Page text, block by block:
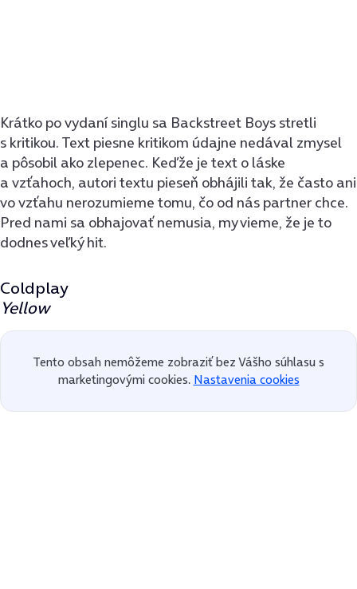
Krátko po vydaní singlu sa Backstreet Boys stretli
s kritikou. Text piesne kritikom údajne nedával zmysel
a pôsobil ako zlepenec. Keďže je text o láske
a vzťahoch, autori textu pieseň obhájili tak, že často ani
vo vzťahu nerozumieme tomu, čo od nás partner chce.
Pred nami sa obhajovať nemusia, my vieme, že je to
dodnes veľký hit.
Coldplay
Yellow
Tento obsah nemôžeme zobraziť bez Vášho súhlasu s
marketingovými cookies. Nastavenia cookies